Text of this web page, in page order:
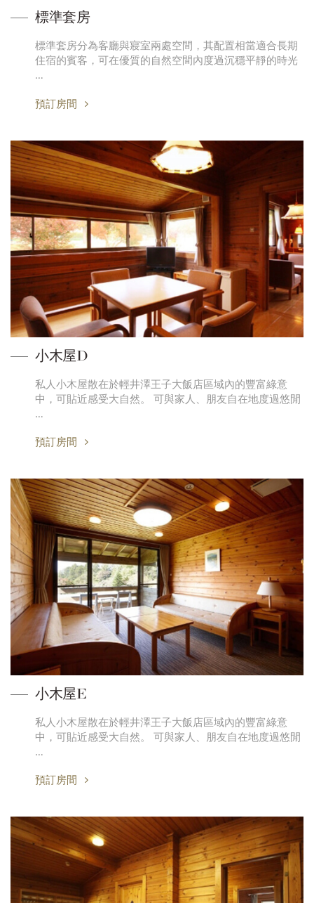
標準套房
標準套房分為客廳與寢室兩處空間，其配置相當適合長期
住宿的賓客，可在優質的自然空間內度過沉穩平靜的時光
…
預訂房間
小木屋D
私人小木屋散在於輕井澤王子大飯店區域內的豐富綠意
中，可貼近感受大自然。 可與家人、朋友自在地度過悠閒
…
預訂房間
小木屋E
私人小木屋散在於輕井澤王子大飯店區域內的豐富綠意
中，可貼近感受大自然。 可與家人、朋友自在地度過悠閒
…
預訂房間